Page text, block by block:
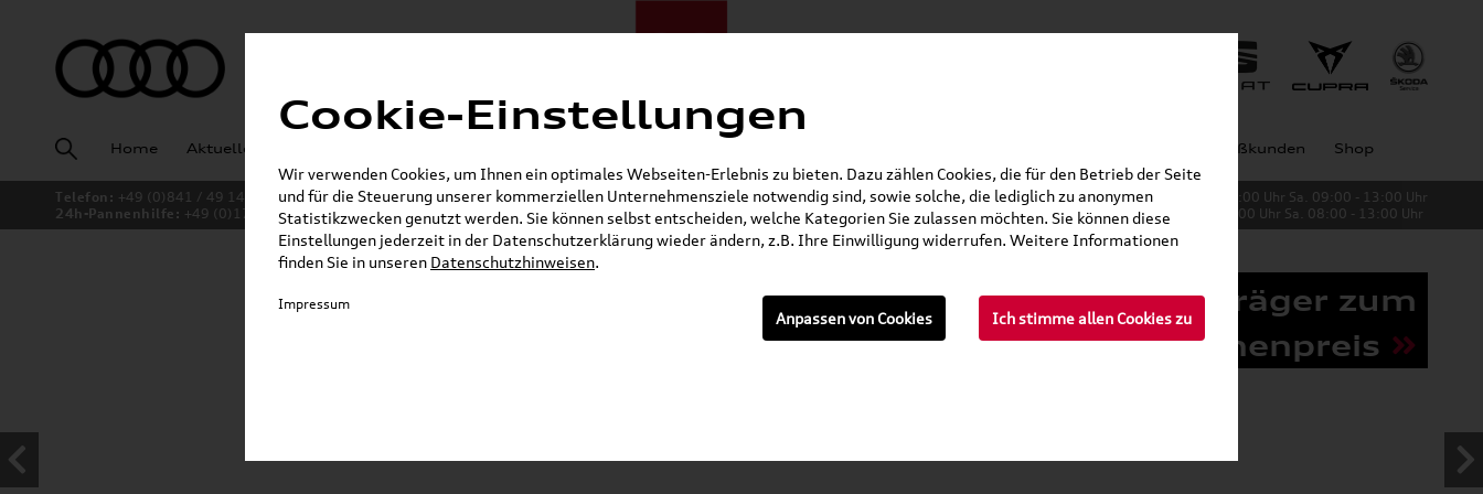
Home Aktuelles Großkunden Shop
Telefon: +49 (0)841 / 49 140
24h-Pannenhilfe: +49 (0)171 / 870 72 87 Öffnet in 3 Stunden, 29 Minuten Verkauf:Mo. - Fr. 08:00 - 19:00 Uhr Sa. 09:00 - 13:00 Uhr
Service:Mo. - Fr. 06:00 - 20:00 Uhr Sa. 08:00 - 13:00 Uhr
Jetzt sparen bei unseren
Grundträger zum
Schnäppchenpreis
Cookie-Einstellungen
Wir verwenden Cookies, um Ihnen ein optimales Webseiten-Erlebnis zu bieten. Dazu zählen Cookies, die für den Betrieb der Seite
und für die Steuerung unserer kommerziellen Unternehmensziele notwendig sind, sowie solche, die lediglich zu anonymen
Statistikzwecken genutzt werden. Sie können selbst entscheiden, welche Kategorien Sie zulassen möchten. Sie können diese
Einstellungen jederzeit in der Datenschutzerklärung wieder ändern, z.B. Ihre Einwilligung widerrufen. Weitere Informationen
finden Sie in unseren Datenschutzhinweisen.
Ich stimme allen Cookies zu
Anpassen von Cookies
Impressum